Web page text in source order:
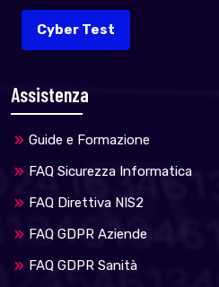
Cyber Test
Assistenza
Guide e Formazione
FAQ Sicurezza Informatica
FAQ Direttiva NIS2
FAQ GDPR Aziende
FAQ GDPR Sanità